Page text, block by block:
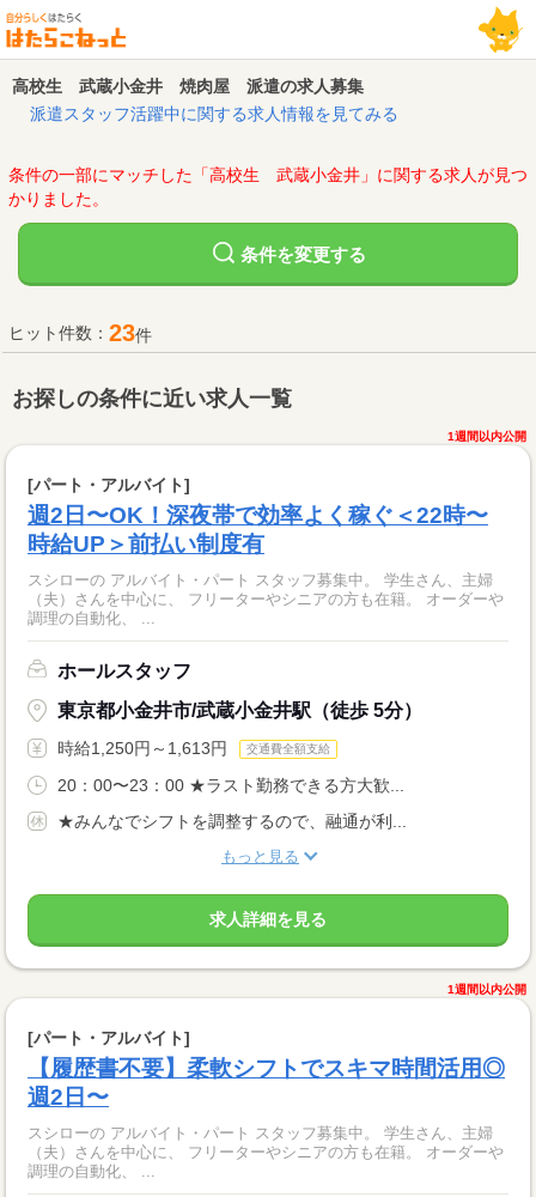
高校生 武蔵小金井 焼肉屋 派遣の求人募集
派遣スタッフ活躍中に関する求人情報を見てみる
条件の一部にマッチした「高校生 武蔵小金井」に関する求人が見つ
かりました。
条件を変更する
ヒット件数： 23件
お探しの条件に近い求人一覧
1週間以内公開
[パート・アルバイト]
週2日〜OK！深夜帯で効率よく稼ぐ＜22時〜
時給UP＞前払い制度有
スシローの アルバイト・パート スタッフ募集中。 学生さん、主婦
（夫）さんを中心に、 フリーターやシニアの方も在籍。 オーダーや
調理の自動化、 ...
ホールスタッフ
東京都小金井市/武蔵小金井駅（徒歩 5分）
時給1,250円～1,613円 交通費全額支給
20：00〜23：00 ★ラスト勤務できる方大歓...
★みんなでシフトを調整するので、融通が利...
もっと見る
求人詳細を見る
1週間以内公開
[パート・アルバイト]
【履歴書不要】柔軟シフトでスキマ時間活用◎
週2日〜
スシローの アルバイト・パート スタッフ募集中。 学生さん、主婦
（夫）さんを中心に、 フリーターやシニアの方も在籍。 オーダーや
調理の自動化、 ...